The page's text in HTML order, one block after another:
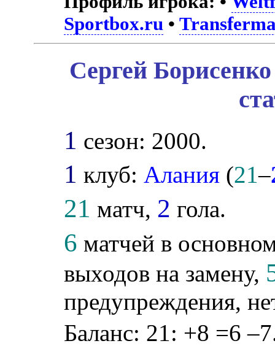
Sportbox.ru •
Сергей
1 сезон: 2000.
1 клуб: Алания (21–
21 матч, 2 гола.
6 матчей в
выходов на замену,
предупреждения,
Баланс: 21: +8 =6